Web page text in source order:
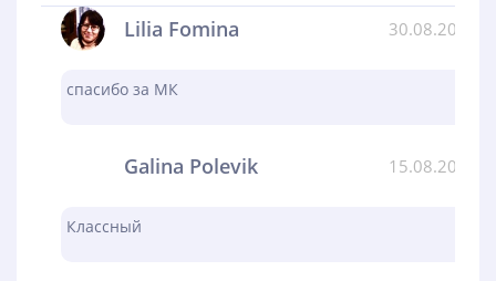
Lilia Fomina 30.08.2024
спасибо за МК
Galina Polevik 15.08.2024
Классный